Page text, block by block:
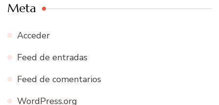
Meta
Acceder
Feed de entradas
Feed de comentarios
WordPress.org